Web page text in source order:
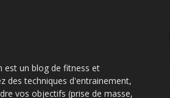
est un blog de fitness et
des techniques d'entrainement,
vos objectifs (prise de masse,